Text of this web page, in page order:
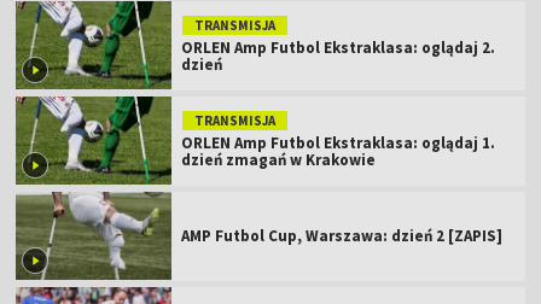
TRANSMISJA
ORLEN Amp Futbol Ekstraklasa: oglądaj 2.
dzień
TRANSMISJA
ORLEN Amp Futbol Ekstraklasa: oglądaj 1.
dzień zmagań w Krakowie
AMP Futbol Cup, Warszawa: dzień 2 [ZAPIS]